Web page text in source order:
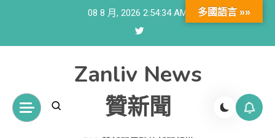
08 8 月, 2026 2:54:35 AM
Zanliv News
贊新聞
多國語言 »»